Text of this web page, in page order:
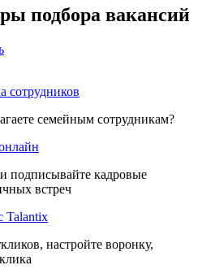
подбора вакансий
сотрудников
семейным сотрудникам?
подписывайте кадровые
встреч
Talantix
настройте воронку,